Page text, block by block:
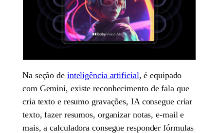
Na seção de inteligência artificial, é equipado
com Gemini, existe reconhecimento de fala que
cria texto e resumo gravações, IA consegue criar
texto, fazer resumos, organizar notas, e-mail e
mais, a calculadora consegue responder fórmulas